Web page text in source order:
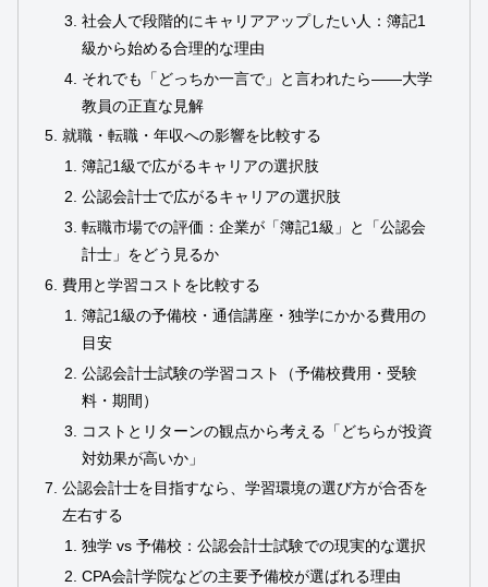
社会人で段階的にキャリアアップしたい人：簿記1
級から始める合理的な理由
それでも「どっちか一言で」と言われたら――大学
教員の正直な見解
就職・転職・年収への影響を比較する
簿記1級で広がるキャリアの選択肢
公認会計士で広がるキャリアの選択肢
転職市場での評価：企業が「簿記1級」と「公認会
計士」をどう見るか
費用と学習コストを比較する
簿記1級の予備校・通信講座・独学にかかる費用の
目安
公認会計士試験の学習コスト（予備校費用・受験
料・期間）
コストとリターンの観点から考える「どちらが投資
対効果が高いか」
公認会計士を目指すなら、学習環境の選び方が合否を
左右する
独学 vs 予備校：公認会計士試験での現実的な選択
CPA会計学院などの主要予備校が選ばれる理由